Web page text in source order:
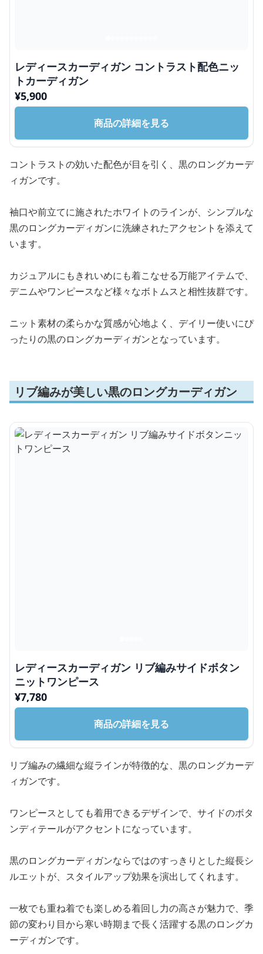
レディースカーディガン コントラスト配色ニッ
トカーディガン
¥5,900
商品の詳細を見る
コントラストの効いた配色が目を引く、黒のロングカーデ
ィガンです。
袖口や前立てに施されたホワイトのラインが、シンプルな
黒のロングカーディガンに洗練されたアクセントを添えて
います。
カジュアルにもきれいめにも着こなせる万能アイテムで、
デニムやワンピースなど様々なボトムスと相性抜群です。
ニット素材の柔らかな質感が心地よく、デイリー使いにぴ
ったりの黒のロングカーディガンとなっています。
リブ編みが美しい黒のロングカーディガン
レディースカーディガン リブ編みサイドボタン
ニットワンピース
¥7,780
商品の詳細を見る
リブ編みの繊細な縦ラインが特徴的な、黒のロングカーデ
ィガンです。
ワンピースとしても着用できるデザインで、サイドのボタ
ンディテールがアクセントになっています。
黒のロングカーディガンならではのすっきりとした縦長シ
ルエットが、スタイルアップ効果を演出してくれます。
一枚でも重ね着でも楽しめる着回し力の高さが魅力で、季
節の変わり目から寒い時期まで長く活躍する黒のロングカ
ーディガンです。